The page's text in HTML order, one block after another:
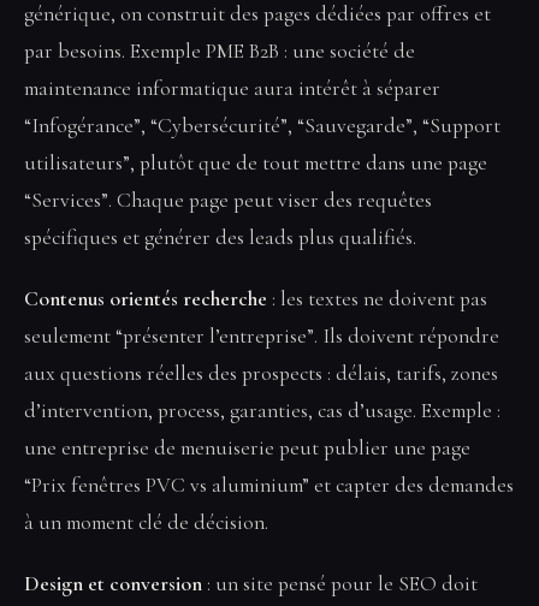
générique, on construit des pages dédiées par offres et
par besoins. Exemple PME B2B : une société de
maintenance informatique aura intérêt à séparer
“Infogérance”, “Cybersécurité”, “Sauvegarde”, “Support
utilisateurs”, plutôt que de tout mettre dans une page
“Services”. Chaque page peut viser des requêtes
spécifiques et générer des leads plus qualifiés.
Contenus orientés recherche : les textes ne doivent pas
seulement “présenter l’entreprise”. Ils doivent répondre
aux questions réelles des prospects : délais, tarifs, zones
d’intervention, process, garanties, cas d’usage. Exemple :
une entreprise de menuiserie peut publier une page
“Prix fenêtres PVC vs aluminium” et capter des demandes
à un moment clé de décision.
Design et conversion : un site pensé pour le SEO doit